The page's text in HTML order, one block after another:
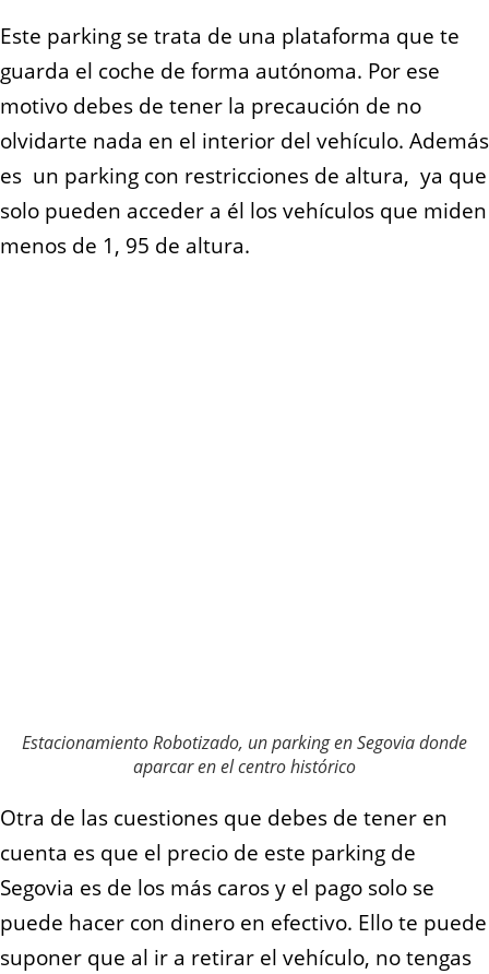
Este parking se trata de una plataforma que te
guarda el coche de forma autónoma. Por ese
motivo debes de tener la precaución de no
olvidarte nada en el interior del vehículo. Además
es un parking con restricciones de altura, ya que
solo pueden acceder a él los vehículos que miden
menos de 1, 95 de altura.
Estacionamiento Robotizado, un parking en Segovia donde
aparcar en el centro histórico
Otra de las cuestiones que debes de tener en
cuenta es que el precio de este parking de
Segovia es de los más caros y el pago solo se
puede hacer con dinero en efectivo. Ello te puede
suponer que al ir a retirar el vehículo, no tengas